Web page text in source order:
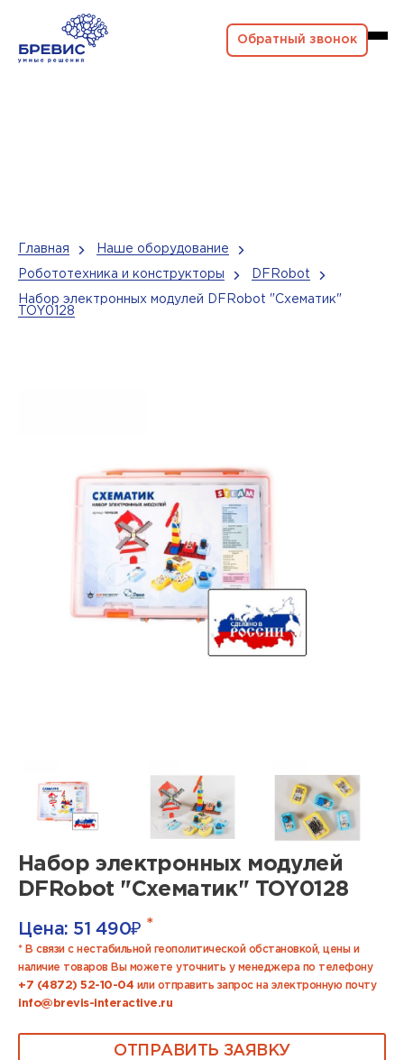
Обратный звонок
Главная Наше оборудование
Робототехника и конструкторы DFRobot
Набор электронных модулей DFRobot "Схематик"
TOY0128
Набор электронных модулей
DFRobot "Схематик" TOY0128
Цена: 51 490₽ *
* В связи с нестабильной геополитической обстановкой, цены и
наличие товаров Вы можете уточнить у менеджера по телефону
+7 (4872) 52-10-04 или отправить запрос на электронную почту
info@brevis-interactive.ru
ОТПРАВИТЬ ЗАЯВКУ